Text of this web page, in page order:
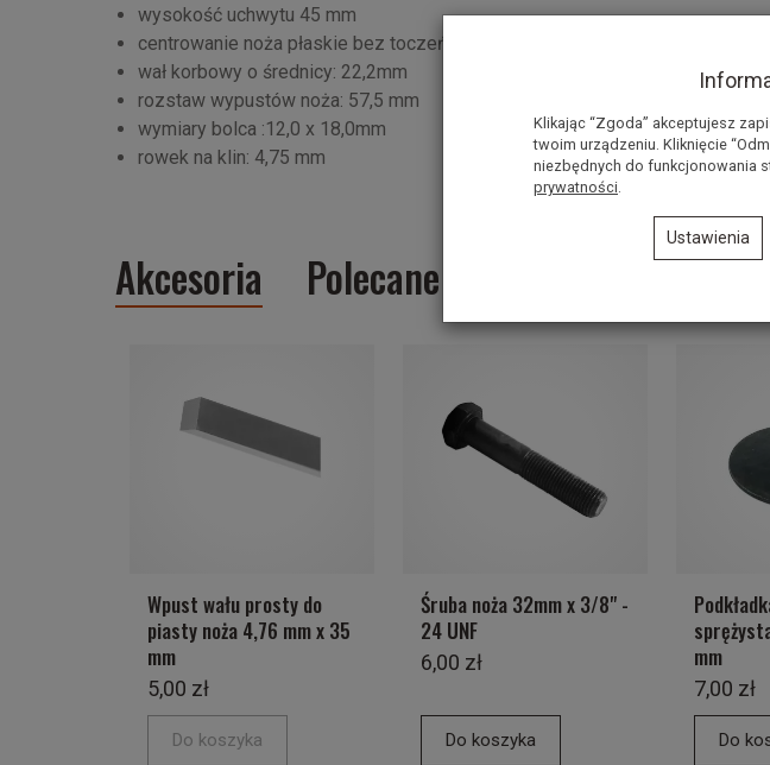
wysokość uchwytu 45 mm
centrowanie noża płaskie bez toczeń na otwór w nożu: 10,8mm
wał korbowy o średnicy: 22,2mm
rozstaw wypustów noża: 57,5 mm
wymiary bolca :12,0 x 18,0mm
rowek na klin: 4,75 mm
Akcesoria Polecane produkty
Wpust wału prosty do
piasty noża 4,76 mm x 35
mm
5,00 zł
Do koszyka
Śruba noża 32mm x 3/8" -
24 UNF
6,00 zł
Do koszyka
mm
7,00 zł
Do
Klikając “Zgoda” akceptujesz
twoim urządzeniu. Kliknięcie
niezbędnych do funkcjonowania
prywatności
Ustawienia